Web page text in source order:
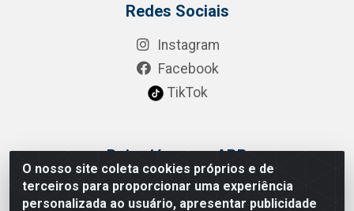
O nosso site coleta cookies próprios e de
terceiros para proporcionar uma experiência
personalizada ao usuário, apresentar publicidade
Redes Sociais
Instagram
Facebook
TikTok
Baixe já nosso APP